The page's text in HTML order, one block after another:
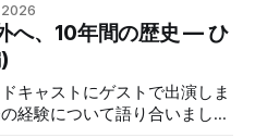
完全オフにし、相槌に全神経
」「うん」「うーん」「なる
バリエーションで返そうかと
思って試してみて欲しいんだ
理解できて、自然なフォロー
浮かぶようになる。こちらか
へ、10年間の歴史 — ひ
キャストにゲストで出演しま
経験について語り合いまし